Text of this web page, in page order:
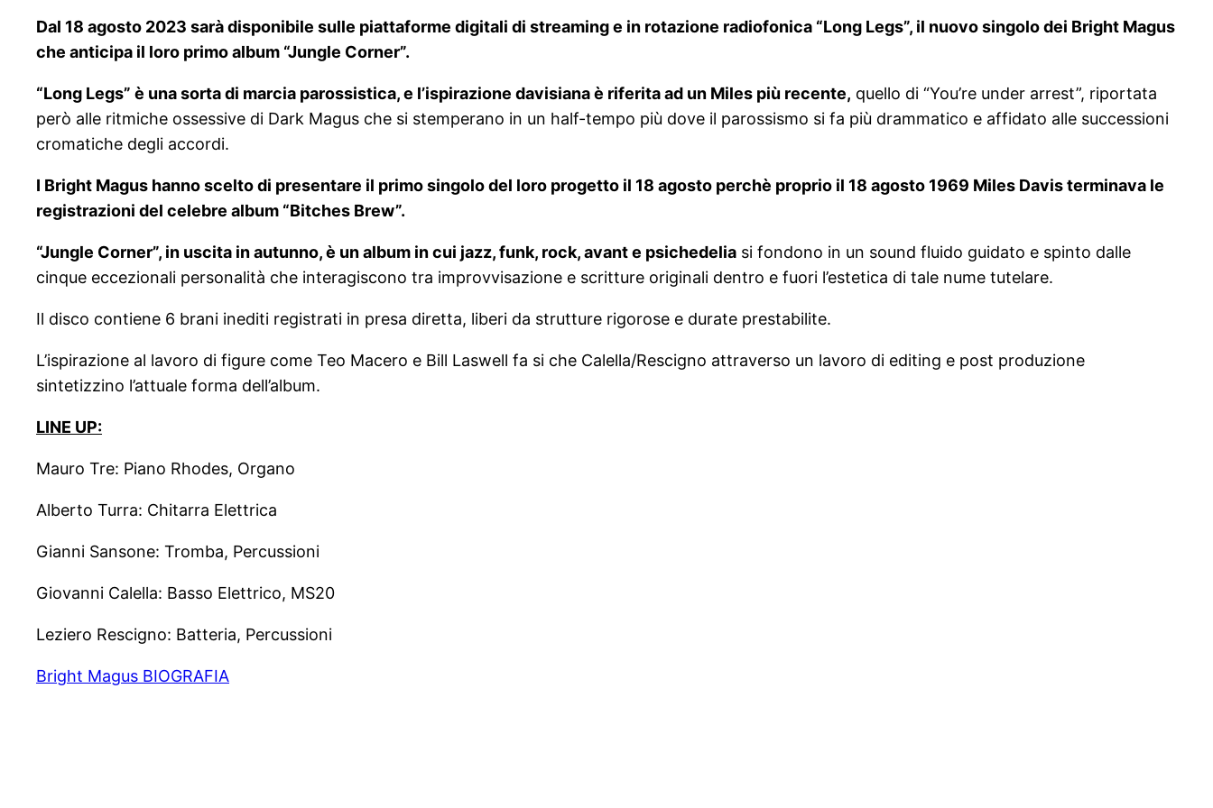
Dal 18 agosto 2023 sarà disponibile sulle piattaforme digitali di streaming e in rotazione radiofonica “Long Legs”, il nuovo singolo dei Bright Magus
che anticipa il loro primo album “Jungle Corner”.
“Long Legs” è una sorta di marcia parossistica, e l’ispirazione davisiana è riferita ad un Miles più recente, quello di “You’re under arrest”, riportata
però alle ritmiche ossessive di Dark Magus che si stemperano in un half-tempo più dove il parossismo si fa più drammatico e affidato alle successioni
cromatiche degli accordi.
I Bright Magus hanno scelto di presentare il primo singolo del loro progetto il 18 agosto perchè proprio il 18 agosto 1969 Miles Davis terminava le
registrazioni del celebre album “Bitches Brew”.
“Jungle Corner”, in uscita in autunno, è un album in cui jazz, funk, rock, avant e psichedelia si fondono in un sound fluido guidato e spinto dalle
cinque eccezionali personalità che interagiscono tra improvvisazione e scritture originali dentro e fuori l’estetica di tale nume tutelare.
Il disco contiene 6 brani inediti registrati in presa diretta, liberi da strutture rigorose e durate prestabilite.
L’ispirazione al lavoro di figure come Teo Macero e Bill Laswell fa si che Calella/Rescigno attraverso un lavoro di editing e post produzione
sintetizzino l’attuale forma dell’album.
LINE UP:
Mauro Tre: Piano Rhodes, Organo
Alberto Turra: Chitarra Elettrica
Gianni Sansone: Tromba, Percussioni
Giovanni Calella: Basso Elettrico, MS20
Leziero Rescigno: Batteria, Percussioni
Bright Magus BIOGRAFIA